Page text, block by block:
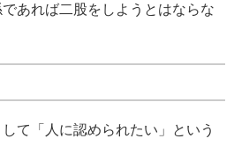
あれば二股をしようとはならな
て「人に認められたい」という